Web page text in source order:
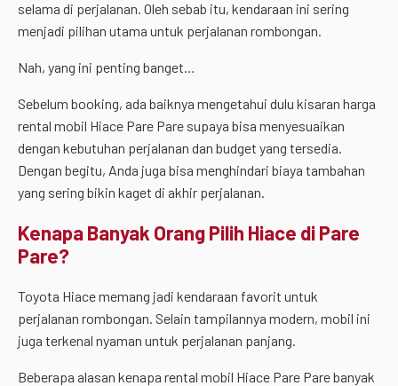
selama di perjalanan. Oleh sebab itu, kendaraan ini sering
menjadi pilihan utama untuk perjalanan rombongan.
Nah, yang ini penting banget…
Sebelum booking, ada baiknya mengetahui dulu kisaran harga
rental mobil Hiace Pare Pare supaya bisa menyesuaikan
dengan kebutuhan perjalanan dan budget yang tersedia.
Dengan begitu, Anda juga bisa menghindari biaya tambahan
yang sering bikin kaget di akhir perjalanan.
Kenapa Banyak Orang Pilih Hiace di Pare
Pare?
Toyota Hiace memang jadi kendaraan favorit untuk
perjalanan rombongan. Selain tampilannya modern, mobil ini
juga terkenal nyaman untuk perjalanan panjang.
Beberapa alasan kenapa rental mobil Hiace Pare Pare banyak